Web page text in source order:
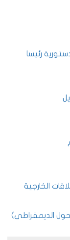
رئيسا
الخارجية
الديمقراطى)